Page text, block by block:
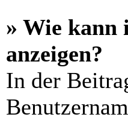
» Wie kann
anzeigen?
In der